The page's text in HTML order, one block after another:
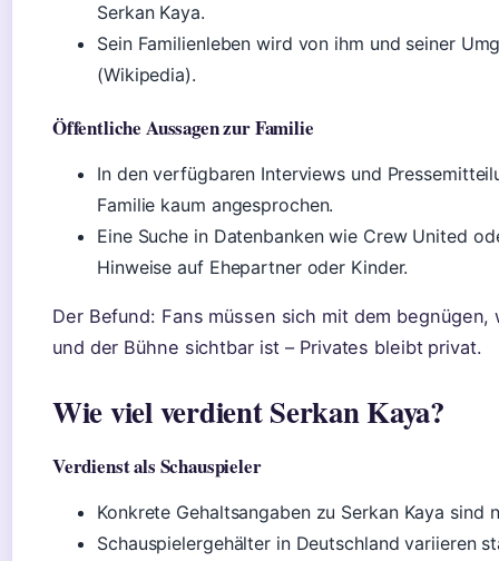
Serkan Kaya.
Sein Familienleben wird von ihm und seiner
(Wikipedia).
Öffentliche Aussagen zur Familie
In den verfügbaren Interviews und
Familie kaum angesprochen.
Eine Suche in Datenbanken wie Crew United
Hinweise auf Ehepartner oder Kinder.
Der Befund: Fans müssen sich mit dem begnügen,
und der Bühne sichtbar ist – Privates bleibt privat.
Wie viel verdient Serkan Kaya?
Verdienst als Schauspieler
Konkrete Gehaltsangaben zu Serkan Kaya sind
Schauspielergehälter in Deutschland variieren